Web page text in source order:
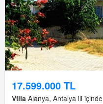
17.599.000 TL
Villa Alanya, Antalya ili içinde